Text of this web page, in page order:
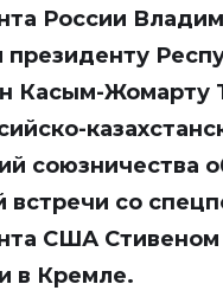
России
президенту
Касым-Жомарту
союзничества
встречи со
США
в Кремле.